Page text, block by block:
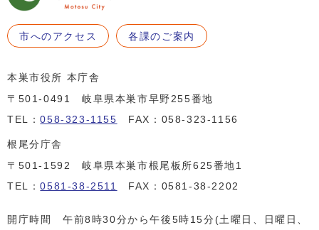
市へのアクセス 各課のご案内
本巣市役所 本庁舎
〒501-0491 岐阜県本巣市早野255番地
TEL：058-323-1155 FAX：058-323-1156
根尾分庁舎
〒501-1592 岐阜県本巣市根尾板所625番地1
TEL：0581-38-2511 FAX：0581-38-2202
開庁時間 午前8時30分から午後5時15分(土曜日、日曜日、